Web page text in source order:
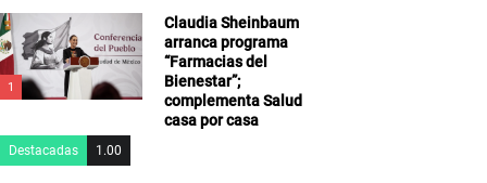
1
Claudia Sheinbaum
arranca programa
“Farmacias del
Bienestar”;
complementa Salud
casa por casa
Destacadas 1.00